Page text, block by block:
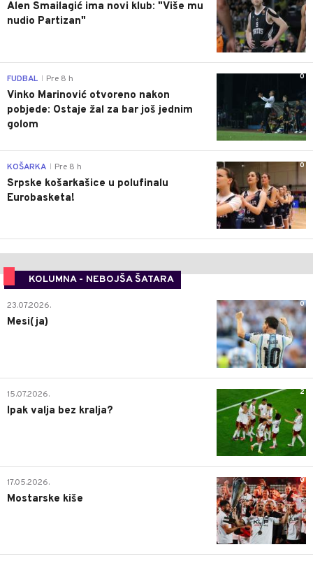
Alen Smailagić ima novi klub: "Više mu
nudio Partizan"
0
FUDBAL Pre 8 h
Vinko Marinović otvoreno nakon
pobjede: Ostaje žal za bar još jednim
golom
0
KOŠARKA Pre 8 h
Srpske košarkašice u polufinalu
Eurobasketa!
KOLUMNA - NEBOJŠA ŠATARA
0
23.07.2026.
Mesi(ja)
2
15.07.2026.
Ipak valja bez kralja?
0
17.05.2026.
Mostarske kiše